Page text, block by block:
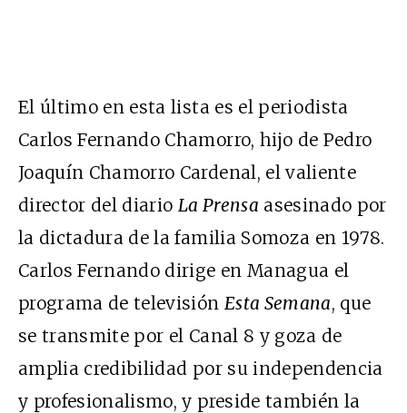
El último en esta lista es el periodista
Carlos Fernando Chamorro, hijo de Pedro
Joaquín Chamorro Cardenal, el valiente
director del diario La Prensa asesinado por
la dictadura de la familia Somoza en 1978.
Carlos Fernando dirige en Managua el
programa de televisión Esta Semana, que
se transmite por el Canal 8 y goza de
amplia credibilidad por su independencia
y profesionalismo, y preside también la